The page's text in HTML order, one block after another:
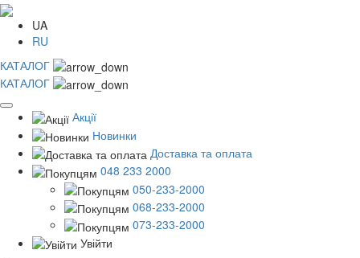
UA
RU
КАТАЛОГ
КАТАЛОГ
Акції
Новинки
Доставка та оплата
048 233 2000
050-233-2000
068-233-2000
073-233-2000
Увійти